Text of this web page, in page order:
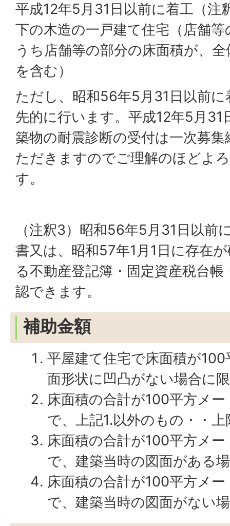
平成12年5月31日以前に着工（注
下の木造の一戸建て住宅（店舗
うち店舗等の部分の床面積が、
を含む）
ただし、昭和56年5月31日以前
先的に行います。平成12年5月31
築物の耐震診断の受付は一次募
ただきますのでご理解のほどよ
す。
（注釈3）昭和56年5月31日以前
書又は、昭和57年1月1日に存在
る不動産登記簿・固定資産税台
認できます。
補助金額
平屋建て住宅で床面積が
面形状に凹凸がない場合に
床面積の合計が100平方メ
で、上記1.以外のもの・・
床面積の合計が100平方メ
で、建築当時の図面がある
床面積の合計が100平方メ
で、建築当時の図面がない